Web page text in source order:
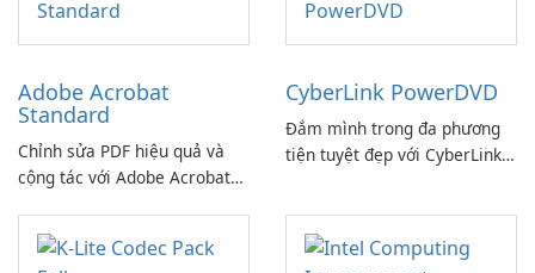
Adobe Acrobat
Standard
Chỉnh sửa PDF hiệu quả và
cộng tác với Adobe Acrobat
CyberLink PowerDVD
Đắm mình trong đa phương
tiện tuyệt đẹp với CyberLink